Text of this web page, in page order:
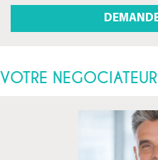
VOTRE NEGOCIATEUR